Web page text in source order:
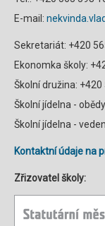
E-mail:
Sekretariát: +420
Ekonomka školy:
Školní družina:
Školní jídelna -
Školní jídelna -
Kontaktní údaje na
Zřizovatel školy: